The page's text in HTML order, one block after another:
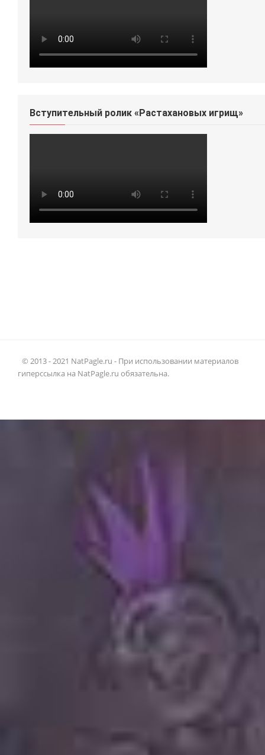
Вступительный ролик «Растахановых игрищ»
© 2013 - 2021 NatPagle.ru - При использовании материалов
гиперссылка на NatPagle.ru обязательна.